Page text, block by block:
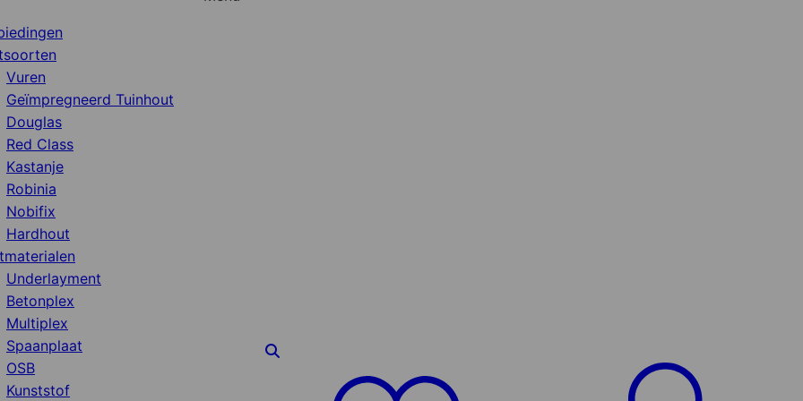
Vuren
Geïmpregneerd Tuinhout
Douglas
Red Class
Kastanje
Robinia
Nobifix
Hardhout
Underlayment
Betonplex
Multiplex
Spaanplaat
OSB
Kunststof